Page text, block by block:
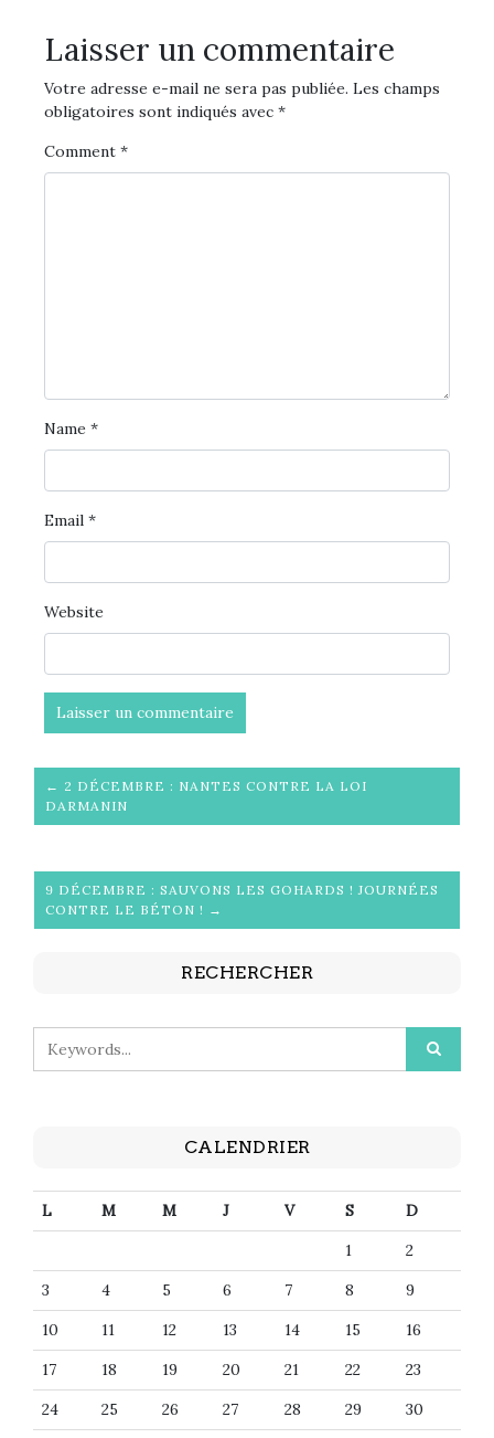
Laisser un commentaire
Votre adresse e-mail ne sera pas publiée. Les champs
obligatoires sont indiqués avec *
Comment *
Name *
Email *
Website
← 2 DÉCEMBRE : NANTES CONTRE LA LOI
DARMANIN
9 DÉCEMBRE : SAUVONS LES GOHARDS ! JOURNÉES
CONTRE LE BÉTON ! →
RECHERCHER
CALENDRIER
L M M J V S
D
1
2
3
4 5 6 7 8
9
10
11 12 13 14 15
16
17
18 19 20 21 22
23
24
25 26 27 28 29
30